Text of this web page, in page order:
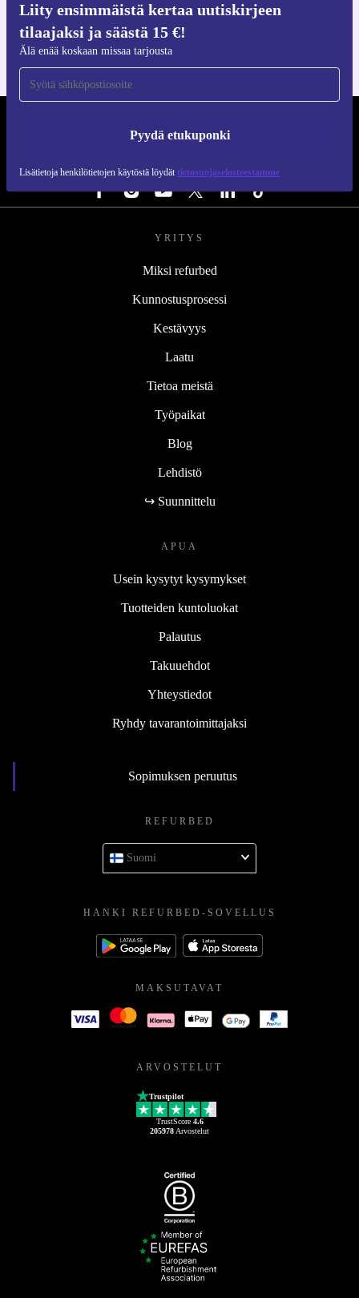
Liity ensimmäistä kertaa uutiskirjeen
tilaajaksi ja säästä 15 €!
Älä enää koskaan missaa tarjousta
Pyydä etukuponki
Lisätietoja henkilötietojen käytöstä löydät tietosuojaselosteestamme
iOS:lle ja Androidille
YRITYS
Miksi refurbed
Kunnostusprosessi
Kestävyys
Laatu
Tietoa meistä
Työpaikat
Blog
Lehdistö
↪ Suunnittelu
APUA
Usein kysytyt kysymykset
Tuotteiden kuntoluokat
Palautus
Takuuehdot
Yhteystiedot
Ryhdy tavarantoimittajaksi
Sopimuksen peruutus
REFURBED
Suomi
HANKI REFURBED-SOVELLUS
MAKSUTAVAT
ARVOSTELUT
Trustpilot
TrustScore 4.6
205978 Arvostelut